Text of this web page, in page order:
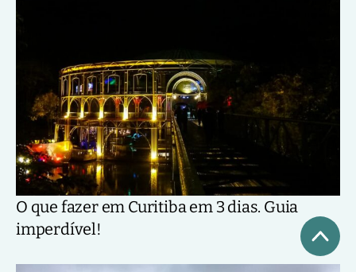
O que fazer em Curitiba em 3 dias. Guia
imperdível!